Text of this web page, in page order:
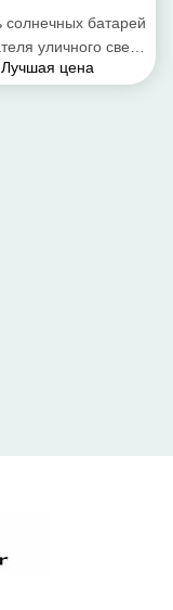
солнечных батарей
уличного света
солнечная клетка
Лучшая цена